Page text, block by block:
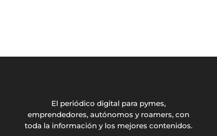
El periódico digital para pymes,
emprendedores, autónomos y roamers, con
toda la información y los mejores contenidos.